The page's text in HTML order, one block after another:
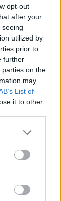
opt-out
after your
seeing
utilized by
prior to
further
parties on the
may
List of
it to other
cu
se
trece cu